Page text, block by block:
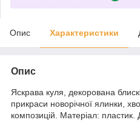
Опис Характеристики
Опис
Яскрава куля, декорована
прикраси новорічної ялинки,
композицій. Матеріал: пластик.